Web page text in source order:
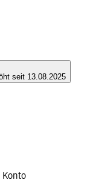
seit 13.08.2025
Konto